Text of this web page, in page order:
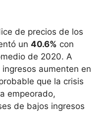
de precios de los
un 40.6% con
de 2020. A
aumenten en
que la crisis
empeorado,
de bajos ingresos